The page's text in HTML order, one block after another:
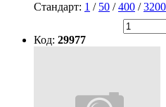
Стандарт: 1 / 50 /400 /3200
Код: 29977